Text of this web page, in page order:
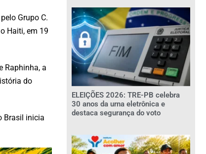
Grupo C.
Haiti, em 19
Raphinha, a
do
Brasil inicia
ELEIÇÕES 2026: TRE-PB celebra
30 anos da urna eletrônica e
destaca segurança do voto